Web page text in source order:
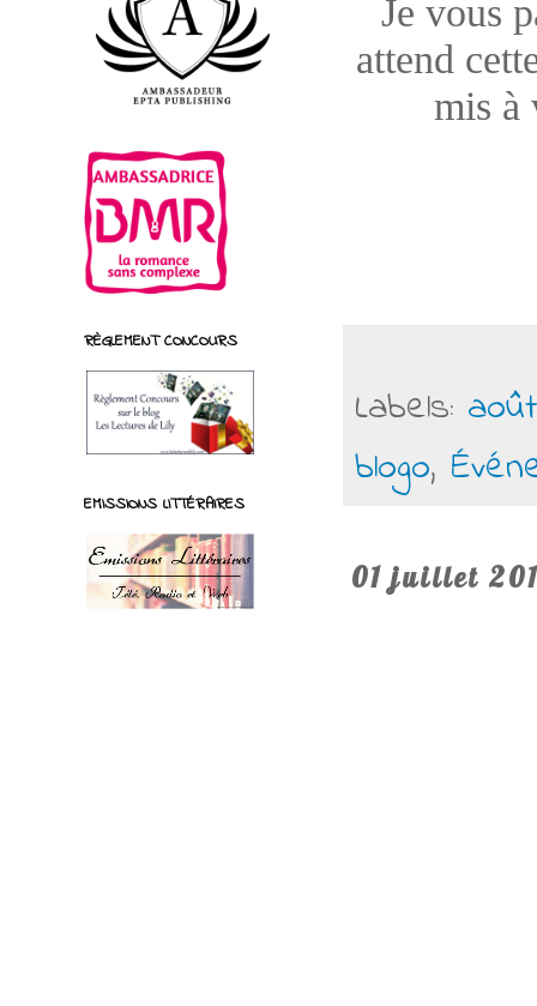
Je vous
attend
mis à
Labels:
blogo,
01 juillet
RÈGLEMENT CONCOURS
EMISSIONS LITTÉRAIRES